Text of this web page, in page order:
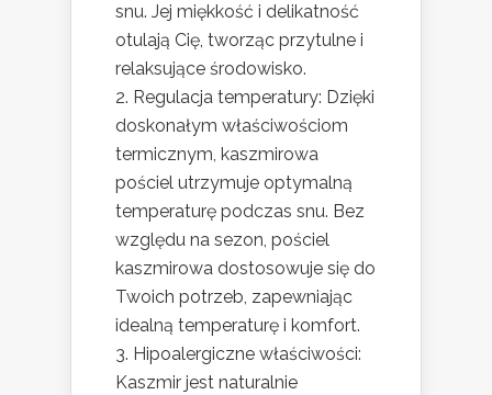
snu. Jej miękkość i delikatność
otulają Cię, tworząc przytulne i
relaksujące środowisko.
Regulacja temperatury: Dzięki
doskonałym właściwościom
termicznym, kaszmirowa
pościel utrzymuje optymalną
temperaturę podczas snu. Bez
względu na sezon, pościel
kaszmirowa dostosowuje się do
Twoich potrzeb, zapewniając
idealną temperaturę i komfort.
Hipoalergiczne właściwości:
Kaszmir jest naturalnie